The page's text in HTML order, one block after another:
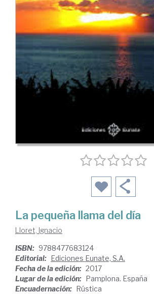
La pequeña llama del día
Lloret, Ignacio
ISBN: 9788477683124
Editorial: Ediciones Eunate, S.A.
Fecha de la edición: 2017
Lugar de la edición: Pamplona. España
Encuadernación: Rústica